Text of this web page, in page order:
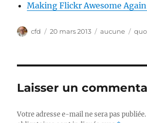
Making Flickr Awesome
Auteur
cfd
Publié
20 mars 2013 Catégories
aucune
Laisser un
Votre adresse e-mail ne sera pas publiée.